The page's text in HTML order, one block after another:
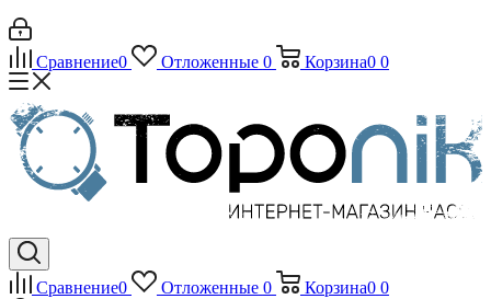
Сравнение0 Отложенные 0 Корзина0 0
Сравнение0 Отложенные 0 Корзина0 0